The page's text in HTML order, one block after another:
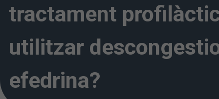
tractament
utilitzar
efedrina?
navegació i
accedir a la
configurar-